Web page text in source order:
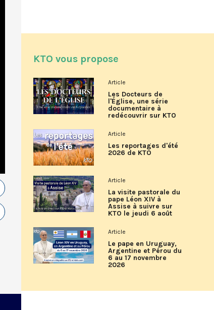
KTO vous propose
Article
Les Docteurs de
l'Église, une série
documentaire à
redécouvrir sur KTO
Article
Les reportages d'été
2026 de KTO
Article
La visite pastorale du
pape Léon XIV à
Assise à suivre sur
KTO le jeudi 6 août
Article
Le pape en Uruguay,
Argentine et Pérou du
6 au 17 novembre
2026